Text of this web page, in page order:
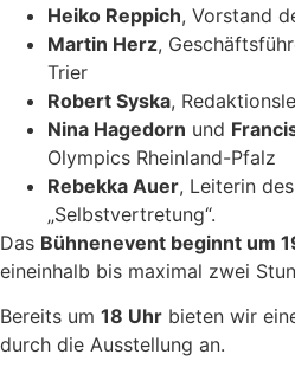
Heiko Reppich, Vorstand
Martin Herz,
Trier
Robert Syska,
Nina Hagedorn und
Olympics Rheinland-Pfalz
Rebekka Auer, Leiterin
„Selbstvertretung“.
Das Bühnenevent beginnt um
eineinhalb bis maximal zwei
Bereits um 18 Uhr bieten wir
durch die Ausstellung an.